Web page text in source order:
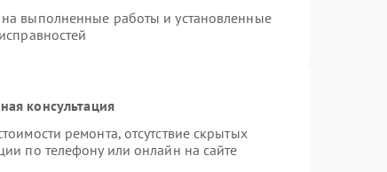
на выполненные работы и установленные
консультация
ремонта, отсутствие скрытых
по телефону или онлайн на сайте